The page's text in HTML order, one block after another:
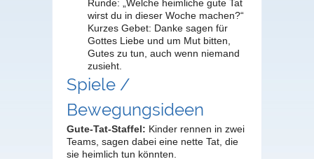
Runde: „Welche heimliche gute Tat
wirst du in dieser Woche machen?“
Kurzes Gebet: Danke sagen für
Gottes Liebe und um Mut bitten,
Gutes zu tun, auch wenn niemand
zusieht.
Spiele /
Bewegungsideen
Gute-Tat-Staffel: Kinder rennen in zwei
Teams, sagen dabei eine nette Tat, die
sie heimlich tun könnten.